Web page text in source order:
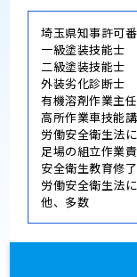
埼玉県知事許可
一級塗装技能士
二級塗装技能士
外装劣化診断士
有機溶剤作業主
高所作業車技能
労働安全衛生法
足場の組立作業
安全衛生教育修了
労働安全衛生法
他、多数